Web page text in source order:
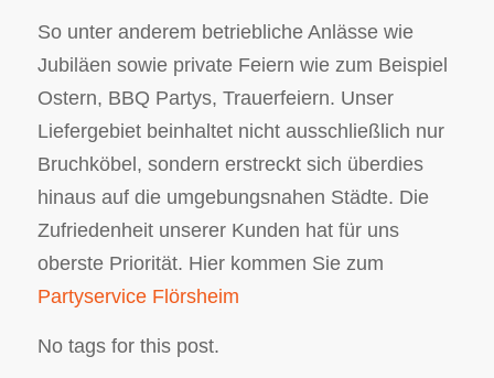
So unter anderem betriebliche Anlässe wie
Jubiläen sowie private Feiern wie zum Beispiel
Ostern, BBQ Partys, Trauerfeiern. Unser
Liefergebiet beinhaltet nicht ausschließlich nur
Bruchköbel, sondern erstreckt sich überdies
hinaus auf die umgebungsnahen Städte. Die
Zufriedenheit unserer Kunden hat für uns
oberste Priorität. Hier kommen Sie zum
Partyservice Flörsheim
No tags for this post.